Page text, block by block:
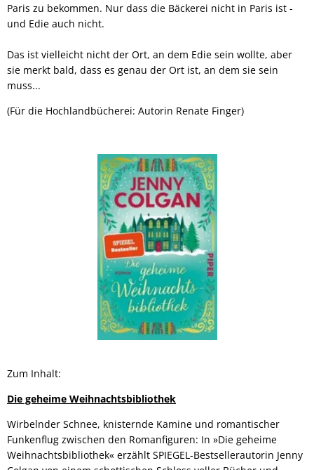
Paris zu bekommen. Nur dass die Bäckerei nicht in Paris ist -
und Edie auch nicht.
Das ist vielleicht nicht der Ort, an dem Edie sein wollte, aber
sie merkt bald, dass es genau der Ort ist, an dem sie sein
muss...
(Für die Hochlandbücherei: Autorin Renate Finger)
Zum Inhalt:
Die geheime Weihnachtsbibliothek
Wirbelnder Schnee, knisternde Kamine und romantischer
Funkenflug zwischen den Romanfiguren: In »Die geheime
Weihnachtsbibliothek« erzählt SPIEGEL-Bestsellerautorin Jenny